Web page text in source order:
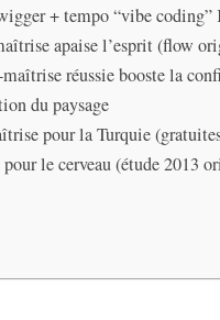
+ tempo “vibe coding”
apaise l’esprit (flow
réussie booste la
du paysage
pour la Turquie
le cerveau (étude 2013